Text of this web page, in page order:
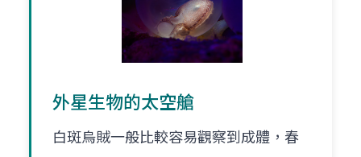
外星生物的太空艙
白斑烏賊一般比較容易觀察到成體，春